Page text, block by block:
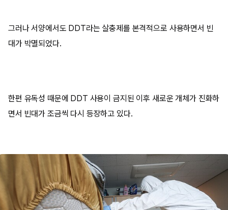
그러나 서양에서도 DDT라는 살충제를 본격적으로 사용하면서 빈
대가 박멸되었다.
한편 유독성 때문에 DDT 사용이 금지된 이후 새로운 개체가 진화하
면서 빈대가 조금씩 다시 등장하고 있다.